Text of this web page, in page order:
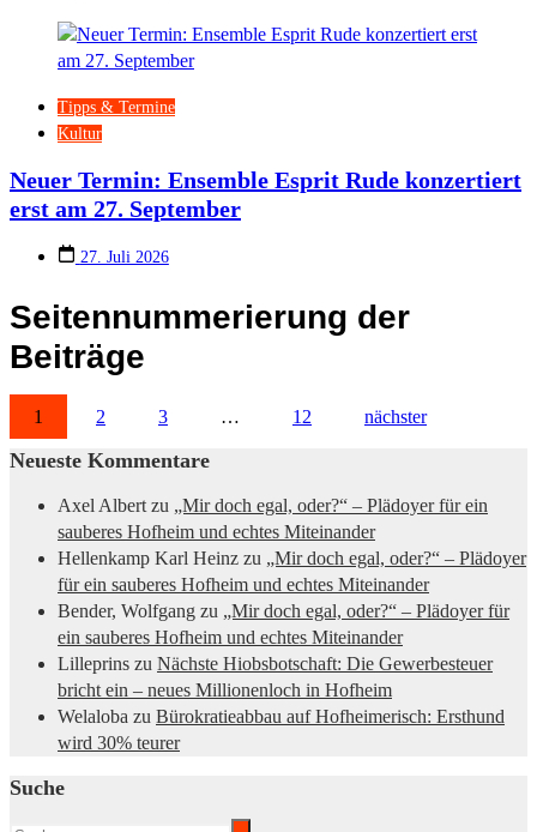
Tipps & Termine
Kultur
Neuer Termin: Ensemble Esprit Rude konzertiert
erst am 27. September
27. Juli 2026
Seitennummerierung der
Beiträge
1 2 3 … 12 nächster
Neueste Kommentare
Axel Albert zu „Mir doch egal, oder?“ – Plädoyer für ein
sauberes Hofheim und echtes Miteinander
Hellenkamp Karl Heinz zu „Mir doch egal, oder?“ – Plädoyer
für ein sauberes Hofheim und echtes Miteinander
Bender, Wolfgang zu „Mir doch egal, oder?“ – Plädoyer für
ein sauberes Hofheim und echtes Miteinander
Lilleprins zu Nächste Hiobsbotschaft: Die Gewerbesteuer
bricht ein – neues Millionenloch in Hofheim
Welaloba zu Bürokratieabbau auf Hofheimerisch: Ersthund
wird 30% teurer
Suche